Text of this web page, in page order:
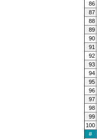
86
87
88
89
90
91
92
93
94
95
96
97
98
99
100
#